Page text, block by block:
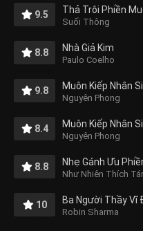
9.5 Thả Trôi Phiền
Suối Thông
8.8 Nhà Giả Kim
Paulo Coelho
9.8 Muôn Kiếp Nhân
Nguyên Phong
8.4 Muôn Kiếp Nhân
Nguyên Phong
8.8 Nhẹ Gánh Ưu
Như Nhiên Thích
10 Ba Người Thầy Vĩ
Robin Sharma